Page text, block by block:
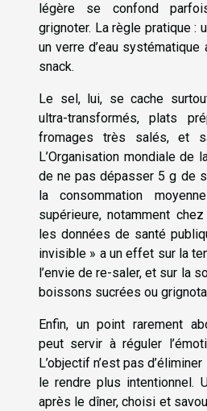
légère se confond
grignoter. La règle pratique :
un verre d’eau systématique
snack.
Le sel, lui, se cache
ultra-transformés, plats
fromages très salés, et
L’Organisation mondiale de
de ne pas dépasser 5 g de
la consommation
supérieure, notamment
les données de santé
invisible » a un effet sur la
l’envie de re-saler, et sur la
boissons sucrées ou
Enfin, un point rarement
peut servir à réguler
L’objectif n’est pas
le rendre plus intentionnel.
après le dîner, choisi et